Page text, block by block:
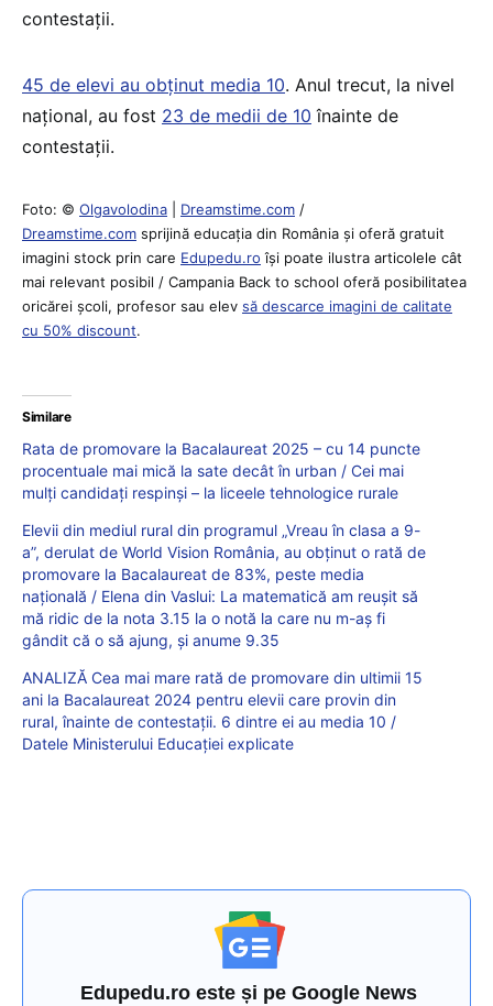
contestații.
45 de elevi au obținut media 10. Anul trecut, la nivel
național, au fost 23 de medii de 10 înainte de
contestații.
Foto: © Olgavolodina Dreamstime.com /
Dreamstime.com sprijină educaţia din România şi oferă gratuit
imagini stock prin care Edupedu.ro îşi poate ilustra articolele cât
mai relevant posibil / Campania Back to school oferă posibilitatea
oricărei școli, profesor sau elev să descarce imagini de calitate
cu 50% discount.
Similare
Rata de promovare la Bacalaureat 2025 – cu 14 puncte
procentuale mai mică la sate decât în urban / Cei mai
mulți candidați respinși – la liceele tehnologice rurale
Elevii din mediul rural din programul „Vreau în clasa a 9-
a”, derulat de World Vision România, au obţinut o rată de
promovare la Bacalaureat de 83%, peste media
naţională / Elena din Vaslui: La matematică am reuşit să
mă ridic de la nota 3.15 la o notă la care nu m-aş fi
gândit că o să ajung, şi anume 9.35
ANALIZĂ Cea mai mare rată de promovare din ultimii 15
ani la Bacalaureat 2024 pentru elevii care provin din
rural, înainte de contestații. 6 dintre ei au media 10 /
Datele Ministerului Educației explicate
Edupedu.ro este și pe Google News